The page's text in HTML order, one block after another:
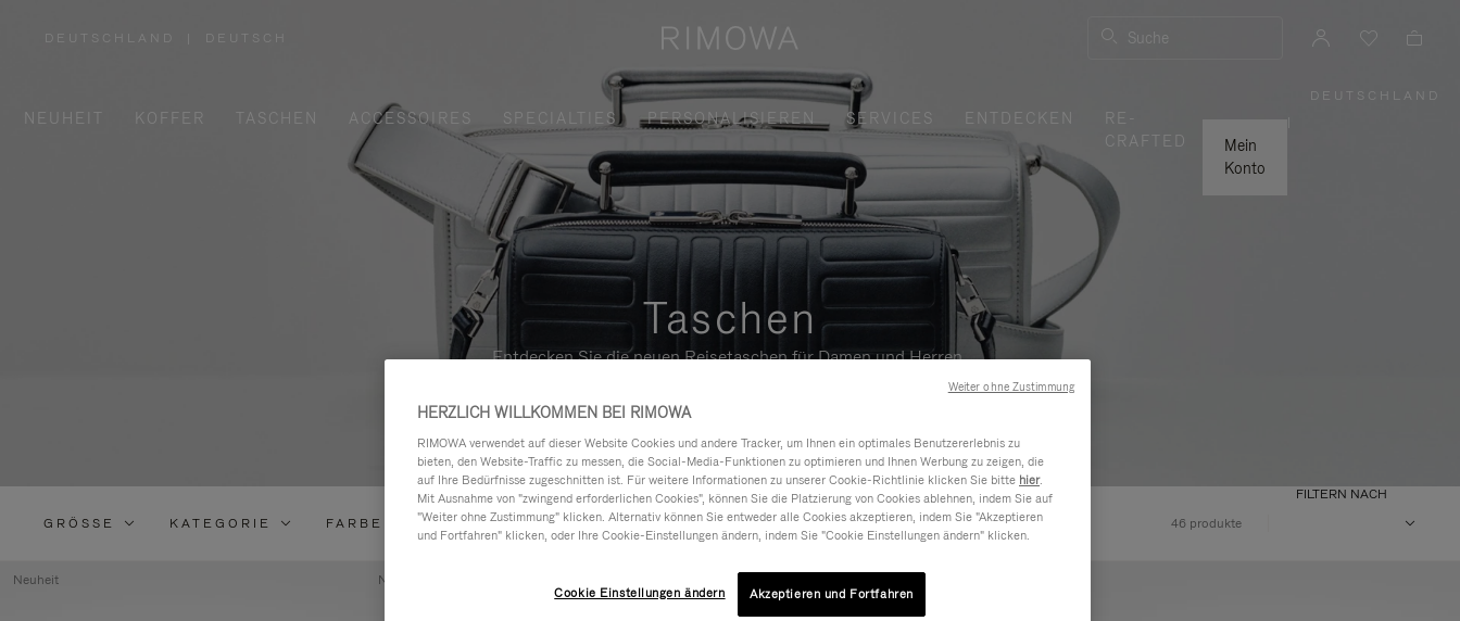
DEUTSCHLAND DEUTSCH Suche
NEUHEIT KOFFER TASCHEN ACCESSOIRES SPECIALTIES PERSONALISIEREN SERVICES ENTDECKEN
RE-
CRAFTED
Mein
Konto
DEUTSCHLAND
Taschen
Entdecken Sie die neuen Reisetaschen für Damen und Herren.
Verfeinern
Ihre
GRÖSSE KATEGORIE FARBE MATERIAL KOLLEKTION MERKMALE VOLUMEN 46 produkte
FILTERN NACH
Neuheit Neuheit
HERZLICH WILLKOMMEN BEI RIMOWA
RIMOWA verwendet auf dieser Website Cookies und andere Tracker, um Ihnen ein optimales Benutzererlebnis zu
bieten, den Website-Traffic zu messen, die Social-Media-Funktionen zu optimieren und Ihnen Werbung zu zeigen, die
auf Ihre Bedürfnisse zugeschnitten ist. Für weitere Informationen zu unserer Cookie-Richtlinie klicken Sie bitte hier.
Mit Ausnahme von "zwingend erforderlichen Cookies", können Sie die Platzierung von Cookies ablehnen, indem Sie auf
"Weiter ohne Zustimmung" klicken. Alternativ können Sie entweder alle Cookies akzeptieren, indem Sie "Akzeptieren
und Fortfahren" klicken, oder Ihre Cookie-Einstellungen ändern, indem Sie "Cookie Einstellungen ändern" klicken.
Cookie Einstellungen ändern Akzeptieren und Fortfahren
Weiter ohne Zustimmung